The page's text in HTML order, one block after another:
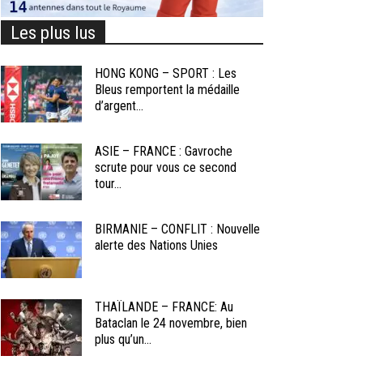
Les plus lus
HONG KONG – SPORT : Les
Bleus remportent la médaille
d’argent...
ASIE – FRANCE : Gavroche
scrute pour vous ce second
tour...
BIRMANIE – CONFLIT : Nouvelle
alerte des Nations Unies
THAÏLANDE – FRANCE: Au
Bataclan le 24 novembre, bien
plus qu’un...